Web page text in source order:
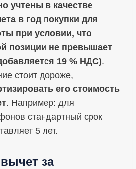
учтены в качестве
в год покупки для
при условии, что
позиции не превышает
19 % НДС).
стоит дороже,
его стоимость
. Например: для
стандартный срок
5 лет.
за